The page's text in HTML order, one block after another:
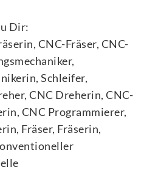
Dir:
CNC-Fräser, CNC-
Schleifer,
CNC Dreherin, CNC-
CNC Programmierer,
Fräser, Fräserin,